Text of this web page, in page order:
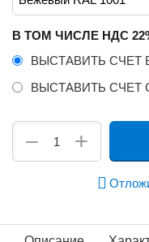
В ТОМ ЧИСЛЕ НДС
ВЫСТАВИТЬ СЧЕТ
ВЫСТАВИТЬ СЧЕТ
+
−